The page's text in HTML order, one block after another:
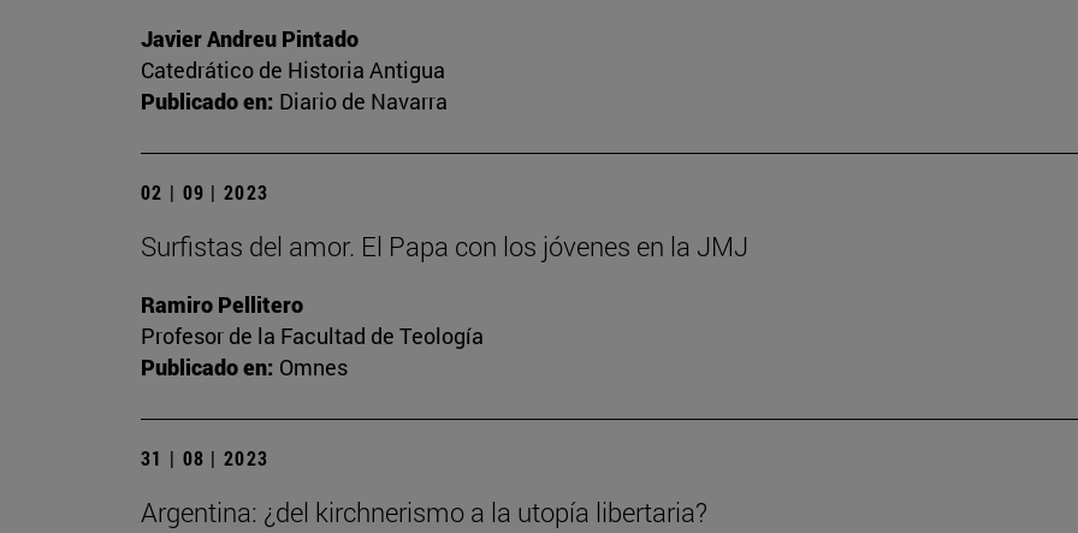
Javier Andreu Pintado
Catedrático de Historia Antigua
Publicado en: Diario de Navarra
02 | 09 | 2023
Surfistas del amor. El Papa con los jóvenes en la JMJ
Ramiro Pellitero
Profesor de la Facultad de Teología
Publicado en: Omnes
31 | 08 | 2023
Argentina: ¿del kirchnerismo a la utopía libertaria?